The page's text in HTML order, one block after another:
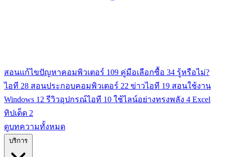
สอนแก้ไขปัญหาคอมพิวเตอร์ 109 คู่มือเลือกซื้อ 34 รู้หรือไม่?
ไอที 28 สอนประกอบคอมพิวเตอร์ 22 ข่าวไอที 19 สอนใช้งาน
Windows 12 รีวิวอุปกรณ์ไอที 10 ใช้ไลน์อย่างทรงพลัง 4 Excel
ทิปเด็ด 2
ดูบทความทั้งหมด